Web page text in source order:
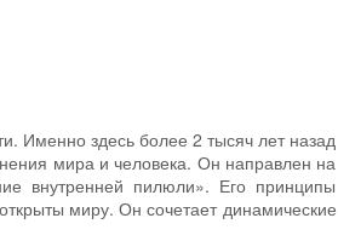
Именно здесь более 2 тысяч лет назад
мира и человека. Он направлен на
внутренней пилюли». Его принципы
миру. Он сочетает динамические